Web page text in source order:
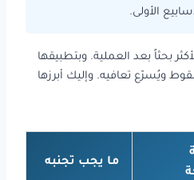
الأولى.
بحثاً بعد العملية. وبتطبيقها
ويُسرّع تعافيه. وإليك أبرزها
ما يجب تجنبه